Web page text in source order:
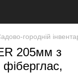
городній
205мм з